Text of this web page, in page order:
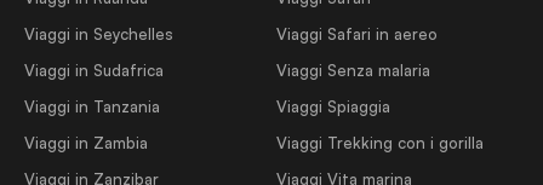
Viaggi in Seychelles
Viaggi in Sudafrica
Viaggi in Tanzania
Viaggi in Zambia
Viaggi in Zanzibar
Viaggi Safari in aereo
Viaggi Senza malaria
Viaggi Spiaggia
Viaggi Trekking con i gorilla
Viaggi Vita marina